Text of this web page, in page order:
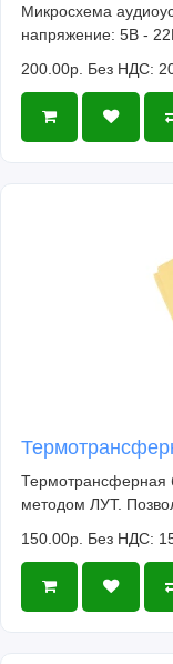
Микросхема
напряжение: 5В -
200.00р. Без НДС:
Термотрансферная
методом ЛУТ.
150.00р. Без НДС: